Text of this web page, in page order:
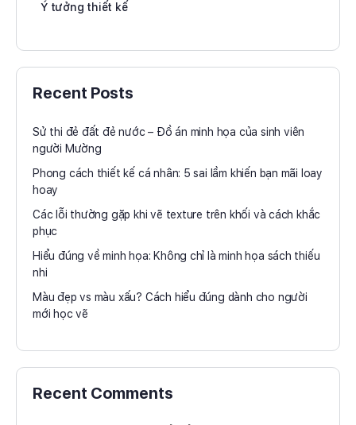
Ý tưởng thiết kế
Recent Posts
Sử thi đẻ đất đẻ nước – Đồ án minh họa của sinh viên
người Mường
Phong cách thiết kế cá nhân: 5 sai lầm khiến bạn mãi loay
hoay
Các lỗi thường gặp khi vẽ texture trên khối và cách khắc
phục
Hiểu đúng về minh họa: Không chỉ là minh họa sách thiếu
nhi
Màu đẹp vs màu xấu? Cách hiểu đúng dành cho người
mới học vẽ
Recent Comments